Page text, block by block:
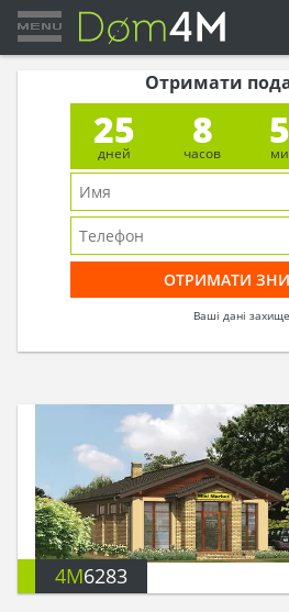
Отримати
25
дней
8
часов
Ваші дані
4M6283